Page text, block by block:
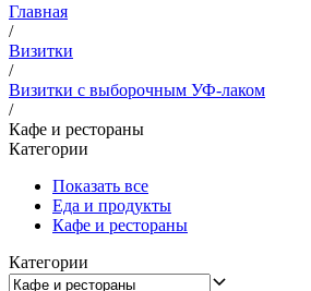
Главная
/
Визитки
/
Визитки с выборочным УФ-лаком
/
Кафе и рестораны
Категории
Показать все
Еда и продукты
Кафе и рестораны
Категории